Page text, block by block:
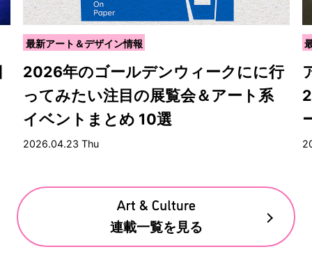
最新アート＆デザイン情報
2026年のゴールデンウィークにに行
ってみたい注目の展覧会＆アート系
イベントまとめ 10選
2026.04.23 Thu
連載一覧を見る